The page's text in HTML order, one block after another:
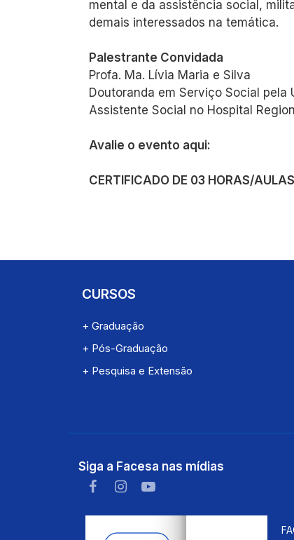
mental e da assistência social,
demais interessados na temática.
Palestrante Convidada
Profa. Ma. Lívia Maria e Silva
Doutoranda em Serviço Social pela
Assistente Social no Hospital
Avalie o evento aqui:
CERTIFICADO DE 03 HORAS/
CURSOS
+ Graduação
+ Pós-Graduação
+ Pesquisa e Extensão
Siga a Facesa nas mídias